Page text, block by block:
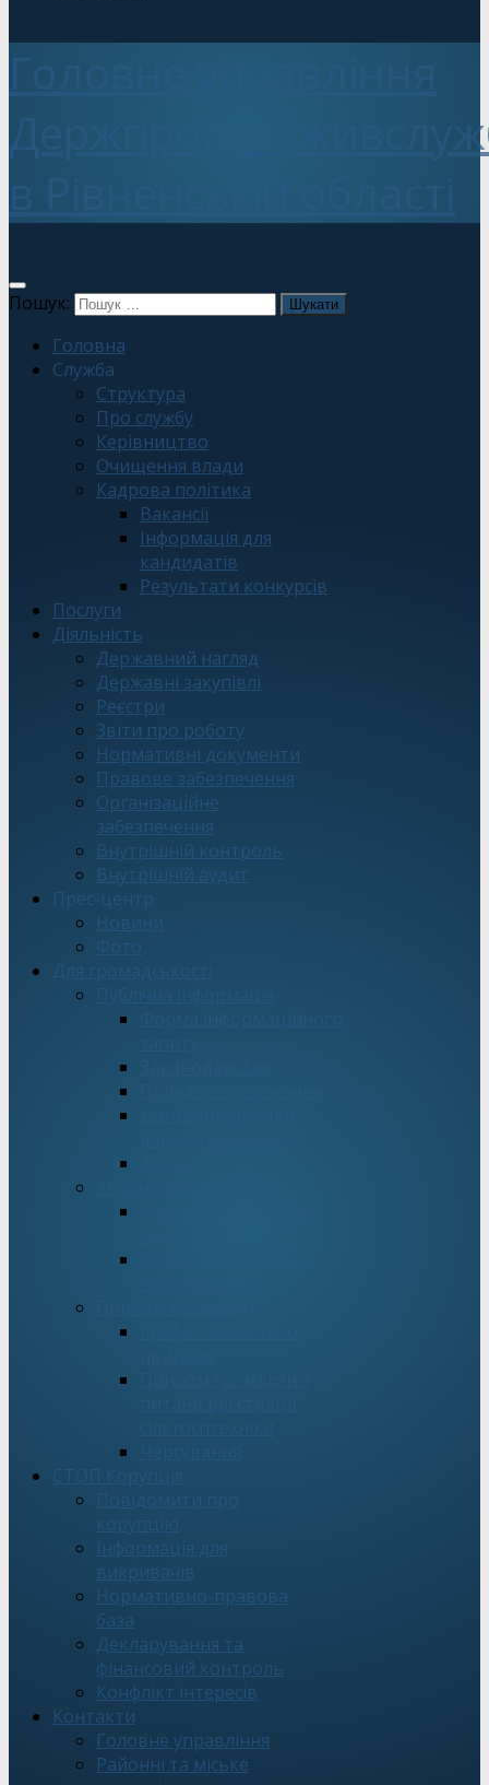
Пошук:
Головна
Служба
Структура
Про службу
Керівництво
Очищення влади
Кадрова політика
Вакансії
Інформація для
кандидатів
Результати конкурсів
Послуги
Діяльність
Державний нагляд
Державні закупівлі
Реєстри
Звіти про роботу
Нормативні документи
Правове забезпечення
Організаційне
забезпечення
Внутрішній контроль
Внутрішній аудит
Прес-центр
Новини
Фото
Для громадськості
СТОП Корупція
Повідомити про
корупцію
Інформація для
викривачів
Нормативно-правова
база
Декларування та
фінансовий контроль
Конфлікт інтересів
Контакти
Головне управління
Районні та міське